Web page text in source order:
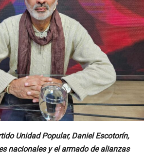
Unidad Popular, Daniel Escotorín,
nacionales y el armado de alianzas